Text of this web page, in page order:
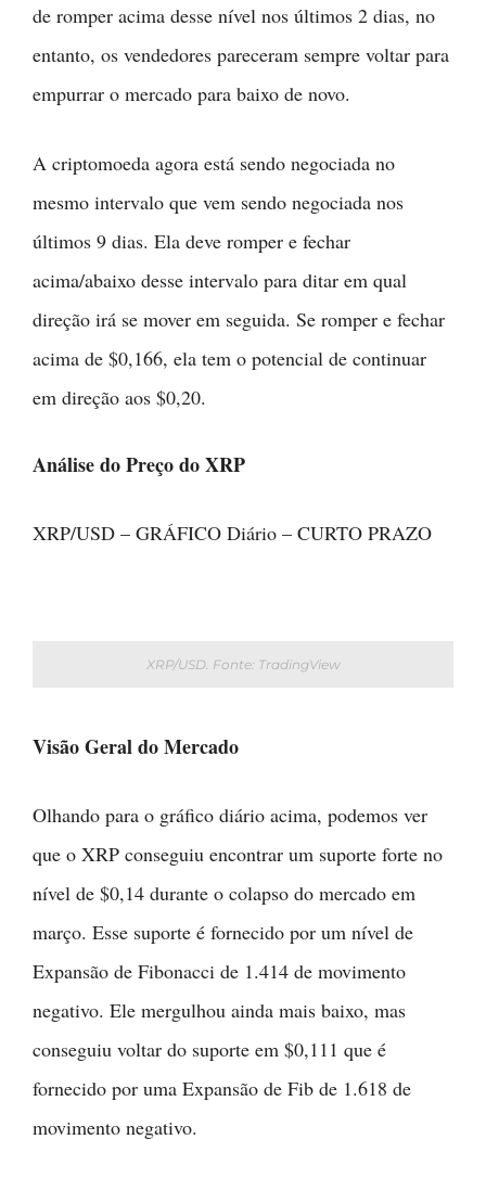
de romper acima desse nível nos últimos 2 dias, no
entanto, os vendedores pareceram sempre voltar para
empurrar o mercado para baixo de novo.
A criptomoeda agora está sendo negociada no
mesmo intervalo que vem sendo negociada nos
últimos 9 dias. Ela deve romper e fechar
acima/abaixo desse intervalo para ditar em qual
direção irá se mover em seguida. Se romper e fechar
acima de $0,166, ela tem o potencial de continuar
em direção aos $0,20.
Análise do Preço do XRP
XRP/USD – GRÁFICO Diário – CURTO PRAZO
XRP/USD. Fonte: TradingView
Visão Geral do Mercado
Olhando para o gráfico diário acima, podemos ver
que o XRP conseguiu encontrar um suporte forte no
nível de $0,14 durante o colapso do mercado em
março. Esse suporte é fornecido por um nível de
Expansão de Fibonacci de 1.414 de movimento
negativo. Ele mergulhou ainda mais baixo, mas
conseguiu voltar do suporte em $0,111 que é
fornecido por uma Expansão de Fib de 1.618 de
movimento negativo.